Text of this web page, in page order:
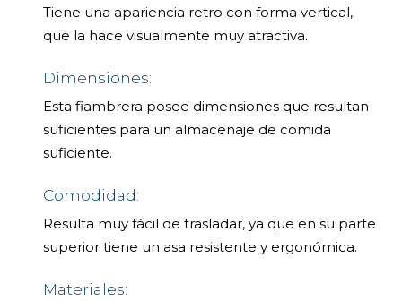
Tiene una apariencia retro con forma vertical,
que la hace visualmente muy atractiva.
Dimensiones:
Esta fiambrera posee dimensiones que resultan
suficientes para un almacenaje de comida
suficiente.
Comodidad:
Resulta muy fácil de trasladar, ya que en su parte
superior tiene un asa resistente y ergonómica.
Materiales: